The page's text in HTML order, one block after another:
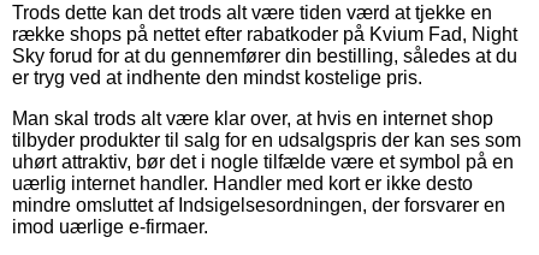
Trods dette kan det trods alt være tiden værd at tjekke en
række shops på nettet efter rabatkoder på Kvium Fad, Night
Sky forud for at du gennemfører din bestilling, således at du
er tryg ved at indhente den mindst kostelige pris.
Man skal trods alt være klar over, at hvis en internet shop
tilbyder produkter til salg for en udsalgspris der kan ses som
uhørt attraktiv, bør det i nogle tilfælde være et symbol på en
uærlig internet handler. Handler med kort er ikke desto
mindre omsluttet af Indsigelsesordningen, der forsvarer en
imod uærlige e-firmaer.